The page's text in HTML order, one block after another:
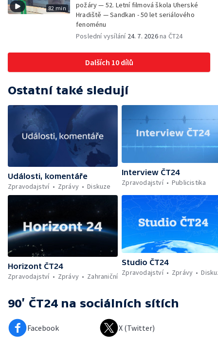
82 min
požáry — 52. Letní filmová škola Uherské
Hradiště — Sandkan - 50 let seriálového
fenoménu
Poslední vysílání 24. 7. 2026na ČT24
Dalších 10 dílů
Ostatní také sledují
Události, komentáře
Zpravodajství
Zprávy Diskuze
Interview ČT24
Zpravodajství
Publicistika
Horizont ČT24
Zpravodajství
Zprávy Zahraniční
Studio ČT24
Zpravodajství
Zprávy
90’ ČT24 na sociálních sítích
Facebook X (Twitter)